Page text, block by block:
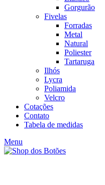
Gorgurão
Fivelas
Forradas
Metal
Natural
Poliester
Tartaruga
Ilhós
Lycra
Poliamida
Velcro
Cotações
Contato
Tabela de medidas
Menu